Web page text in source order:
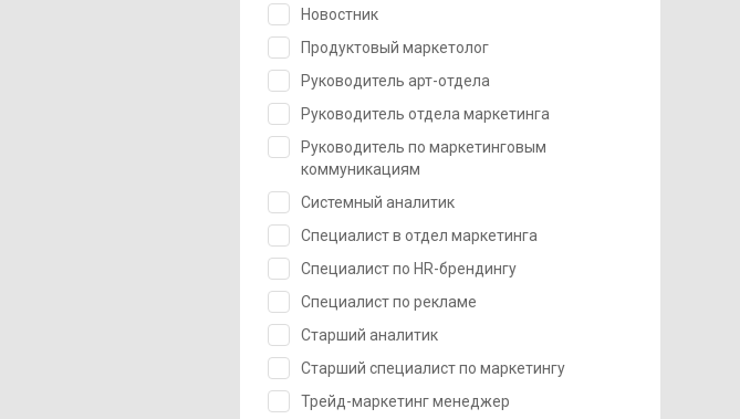
Новостник
Продуктовый маркетолог
Руководитель арт-отдела
Руководитель отдела маркетинга
Руководитель по маркетинговым
коммуникациям
Системный аналитик
Специалист в отдел маркетинга
Специалист по HR-брендингу
Специалист по рекламе
Старший аналитик
Старший специалист по маркетингу
Трейд-маркетинг менеджер